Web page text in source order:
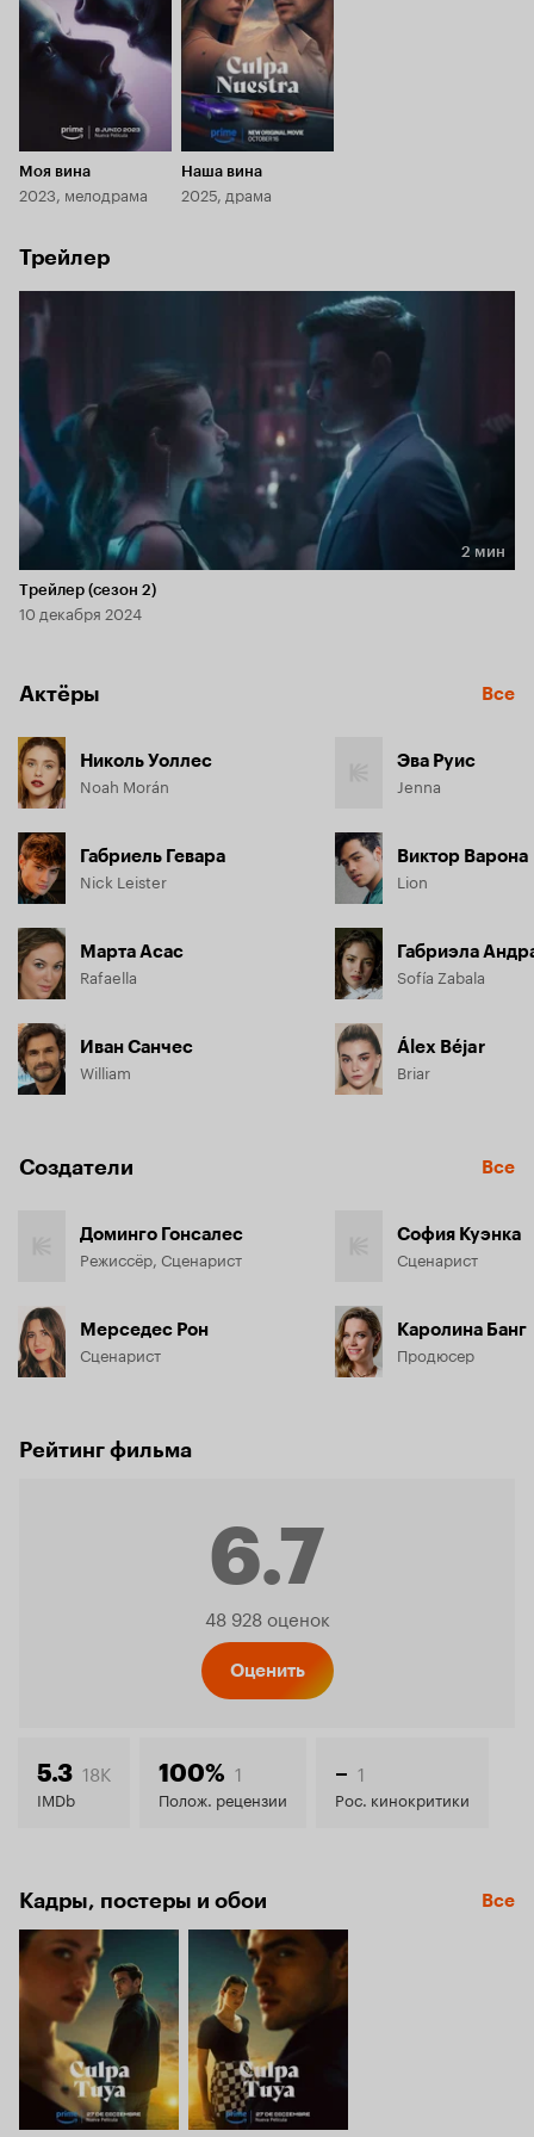
Моя вина
2023, мелодрама
Наша вина
2025, драма
Трейлер
Длительность 2 мин
2 мин
Трейлер (сезон 2)
10 декабря 2024
Актёры Все
Николь Уоллес
Noah Morán
Габриель Гевара
Nick Leister
Марта Асас
Rafaella
Иван Санчес
William
Эва Руис
Jenna
Виктор Варона
Lion
Габриэла
Sofía Zabala
Álex Béjar
Briar
Создатели Все
Доминго Гонсалес
Режиссёр, Сценарист
Мерседес Рон
Сценарист
София Куэнка
Сценарист
Каролина Банг
Продюсер
Рейтинг фильма
6.7
Рейтинг
6.7
48 928 оценок
Оценить
5.3 18K
IMDb
100% 1
Полож. рецензии
– 1
Рос. кинокритики
Кадры, постеры и обои Все